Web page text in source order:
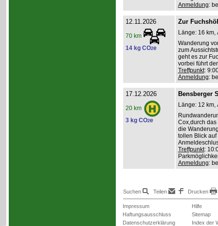
Anmeldung:
12.11.2026
70 km
14 kg CO2e
Zur
Länge: 16 km,
Wanderung
zum
geht es zur
vorbei führt
Treffpunkt:
Anmeldung:
17.12.2026
20 km
3 kg CO2e
Bensberger
Länge: 12 km,
Cox,durch
die
tollen Blick
Treffpunkt:
Anmeldung:
Suchen Teilen Drucken
Impressum
Haftungsausschluss
Datenschutzerklärung
Hilfe
Sitemap
Index der